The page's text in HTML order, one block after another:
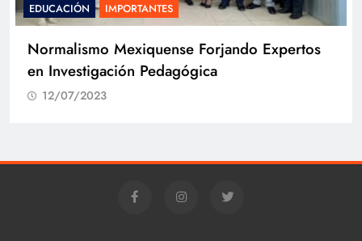
EDUCACIÓN IMPORTANTES
Normalismo Mexiquense Forjando Expertos
en Investigación Pedagógica
12/07/2023